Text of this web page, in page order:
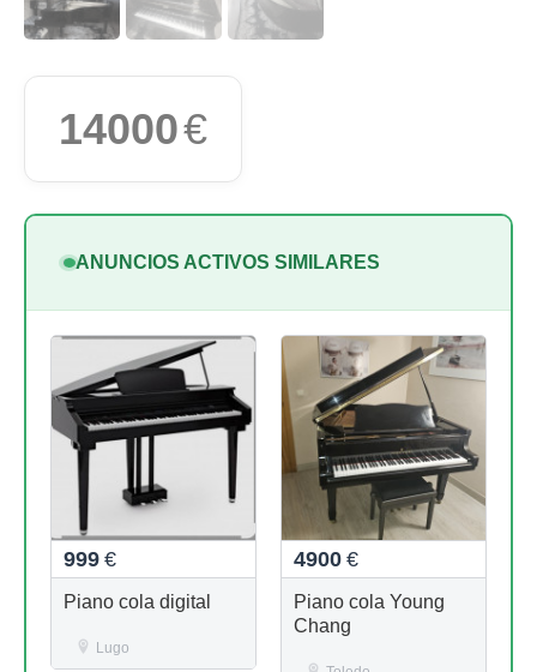
14000€
ANUNCIOS ACTIVOS SIMILARES
999 €
Piano cola digital
Lugo
4900 €
Piano cola Young
Chang